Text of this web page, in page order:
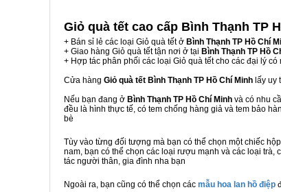
Giỏ quà tết cao cấp Bình Thạnh TP
+ Bán sỉ lẻ các loại Giỏ quà tết ở Bình Thạnh TP Hồ Chí
+ Giao hàng Giỏ quà tết tận nơi ở tại Bình Thạnh TP Hồ
+ Hợp tác phân phối các loại Giỏ quà tết cho các đại lý có
Cửa hàng Giỏ quà tết Bình Thạnh TP Hồ Chí Minh lấy uy
Nếu bạn đang ở Bình Thạnh TP Hồ Chí Minh và có nhu
đều là hình thực tế, có tem chống hàng giả và tem bảo
bè
Tùy vào từng đối tượng mà bạn có thể chọn một chiếc
nam, bạn có thể chọn các loại rượu mạnh và các loại trà,
tác người thân, gia đình nha bạn
Ngoài ra, bạn cũng có thể chọn các mẫu hoa lan hồ điệp